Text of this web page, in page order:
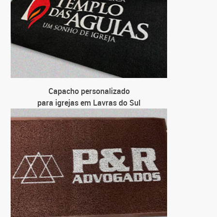
Capacho personalizado
para igrejas em Lavras do Sul